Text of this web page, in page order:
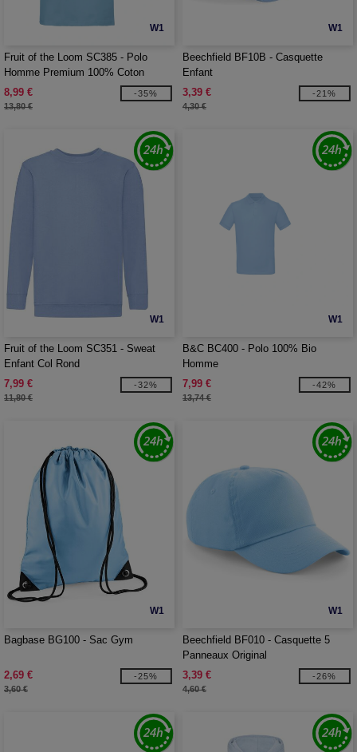
W1
Fruit of the Loom SC385 - Polo
Homme Premium 100% Coton
8,99 €
13,80 €
-35%
W1
Beechfield BF10B - Casquette
Enfant
3,39 €
4,30 €
-21%
W1
Fruit of the Loom SC351 - Sweat
Enfant Col Rond
7,99 €
11,80 €
-32%
W1
B&C BC400 - Polo 100% Bio
Homme
7,99 €
13,74 €
-42%
W1
Bagbase BG100 - Sac Gym
2,69 €
3,60 €
-25%
W1
Beechfield BF010 - Casquette 5
Panneaux Original
3,39 €
4,60 €
-26%